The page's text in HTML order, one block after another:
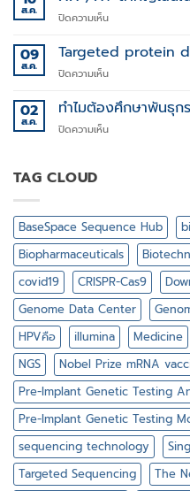
ทาง
Technology
ส.ค.
ปิดความเห็นบน
,
สำคัญ
ใน
กีฬา
09
ส.ค.
Targeted protein
ปิดความเห็นบน
protein
(TPD)
02
ส.ค.
ทำไมต้องศึกษาพันธุก
ปิดความเห็นบน
ระดับ
เซลล์
เดี่ยว
TAG CLOUD
BaseSpace Sequence Hub
Biopharmaceuticals
covid19
CRISPR-Cas9
Genome Data Center
HPVคือ
illumina Medicine
NGS
Nobel Prize mRNA
Pre-Implant Genetic Testing
Pre-Implant Genetic Testing
sequencing technology
Targeted Sequencing
The